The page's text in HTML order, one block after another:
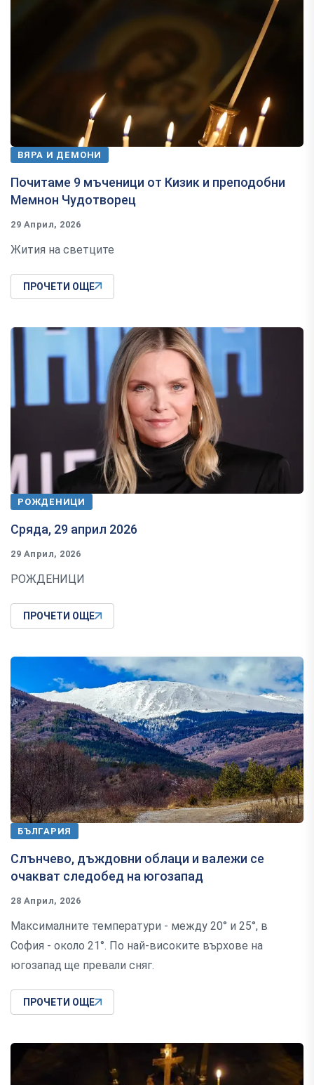
ВЯРА И ДЕМОНИ
Почитаме 9 мъченици от Кизик и преподобни
Мемнон Чудотворец
29 Април, 2026
Жития на светците
ПРОЧЕТИ ОЩЕ
РОЖДЕНИЦИ
Сряда, 29 април 2026
29 Април, 2026
РОЖДЕНИЦИ
ПРОЧЕТИ ОЩЕ
БЪЛГАРИЯ
Слънчево, дъждовни облаци и валежи се
очакват следобед на югозапад
28 Април, 2026
Максималните температури - между 20° и 25°, в
София - около 21°. По най-високите върхове на
югозапад ще превали сняг.
ПРОЧЕТИ ОЩЕ